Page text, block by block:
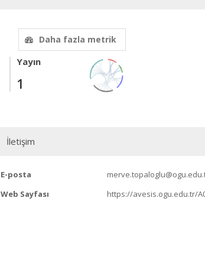
Daha fazla metrik
Yayın
1
İletişim
E-posta
Web Sayfası
https://avesis.ogu.edu.tr/